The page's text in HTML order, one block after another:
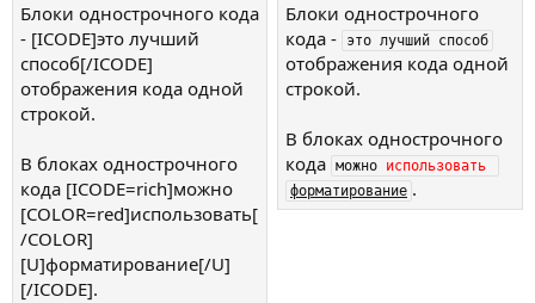
Блоки однострочного кода
- [ICODE]это лучший
способ[/ICODE]
отображения кода одной
строкой.
В блоках однострочного
кода [ICODE=rich]можно
[COLOR=red]использовать[
/COLOR]
[U]форматирование[/U]
[/ICODE].
Блоки однострочного
кода -
это лучший способ
отображения кода одной
строкой.
В блоках однострочного
кода можно использовать
форматирование .